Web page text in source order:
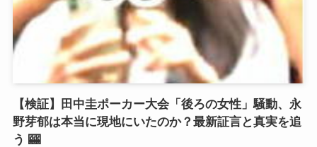
【検証】田中圭ポーカー大会「後ろの女性」騒動、永
野芽郁は本当に現地にいたのか？最新証言と真実を追
う 🎰